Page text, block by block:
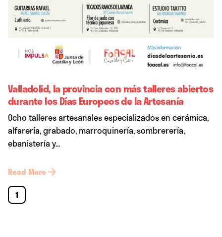
Valladolid, la provincia con más talleres abiertos
durante los Días Europeos de la Artesanía
Ocho talleres artesanales especializados en cerámica,
alfarería, grabado, marroquinería, sombrerería,
ebanistería y...
Read More
1